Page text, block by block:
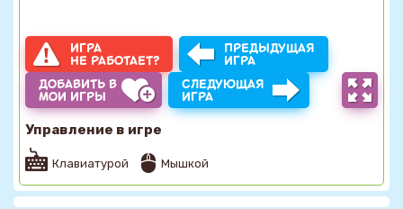
ИГРА
НЕ РАБОТАЕТ?
ПРЕДЫДУЩАЯ
ИГРА
ДОБАВИТЬ В
МОИ ИГРЫ
СЛЕДУЮЩАЯ
ИГРА
Управление в игре
Клавиатурой Мышкой